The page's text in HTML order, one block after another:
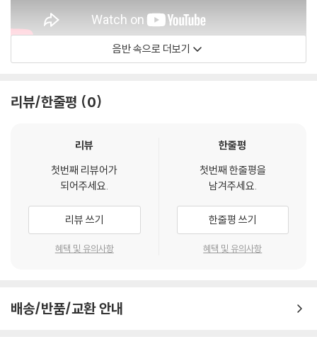
음반 속으로 더보기
리뷰/한줄평 0
리뷰
첫번째 리뷰어가
되어주세요.
리뷰 쓰기
혜택 및 유의사항
한줄평
첫번째 한줄평을
남겨주세요.
한줄평 쓰기
혜택 및 유의사항
배송/반품/교환 안내